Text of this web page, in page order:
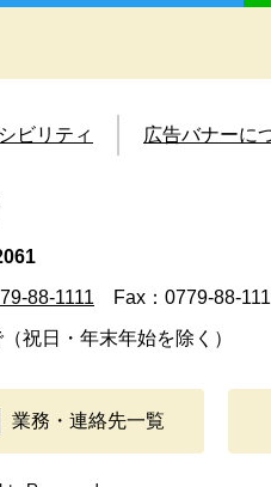
ビリティ 広告バナーに
88-1111 Fax：0779-88-
祝日・年末年始を除く）
業務・連絡先一覧